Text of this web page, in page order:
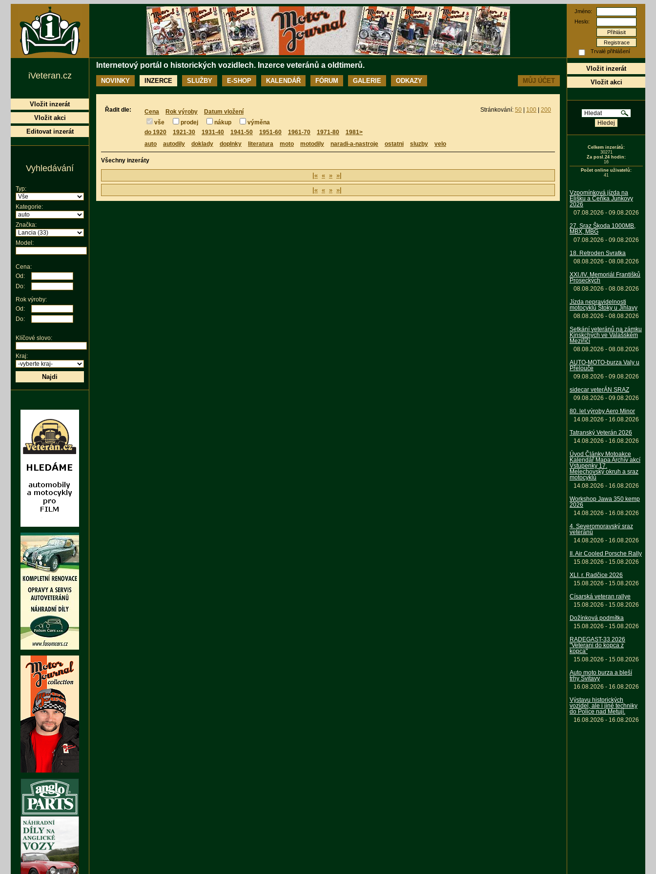
Internetový portál o historických vozidlech. Inzerce veteránů a oldtimerů.
NOVINKY INZERCE SLUŽBY E-SHOP KALENDÁŘ FÓRUM GALERIE ODKAZY MŮJ ÚČET
Řadit dle: Cena Rok výroby
Datum vložení
vše
prodej nákup
výměna
do 1920
1921-30 1931-40 1941-50 1951-60 1961-70 1971-80 1981>
Stránkování: 50 100 200
auto autodily doklady doplnky literatura moto motodily naradi-a-nastroje ostatni sluzby velo
Všechny inzeráty
|« « » »|
|« « » »|
Jméno:
Heslo:
Registrace
Trvalé přihlášení
Vložit inzerát
Vložit akci
Celkem inzerátů:
30271
Za posl.24 hodin:
16
Počet online uživatelů:
41
Vzpomínková jízda na
Elišku a Čeňka Junkovy
2026
07.08.2026 - 09.08.2026
27. Sraz Škoda 1000MB,
MBX, MBG
07.08.2026 - 09.08.2026
18. Retroden Svratka
08.08.2026 - 08.08.2026
XXI./IV. Memoriál Františků
Proseckých
08.08.2026 - 08.08.2026
Jízda nepravidelnosti
motocyklů Štoky u Jihlavy
08.08.2026 - 08.08.2026
Setkání veteránů na zámku
Kinskchých ve Valašském
Meziříčí
08.08.2026 - 08.08.2026
AUTO-MOTO-burza Valy u
Přelouče
09.08.2026 - 09.08.2026
sidecar veterÁN SRAZ
09.08.2026 - 09.08.2026
80. let výroby Aero Minor
14.08.2026 - 16.08.2026
Tatranský Veterán 2026
14.08.2026 - 16.08.2026
Úvod Články Motoakce
Kalendář Mapa Archív akcí
Vstupenky 17.
Melechovský okruh a sraz
motocyklů
14.08.2026 - 16.08.2026
Workshop Jawa 350 kemp
2026
14.08.2026 - 16.08.2026
4. Severomoravský sraz
veteránů
14.08.2026 - 16.08.2026
II. Air Cooled Porsche Rally
15.08.2026 - 15.08.2026
XLI. r. Radčice 2026
15.08.2026 - 15.08.2026
Císarská veteran rallye
15.08.2026 - 15.08.2026
Dožínková podmítka
15.08.2026 - 15.08.2026
RADEGAST-33 2026
"Veterani do kopca z
kopca"
15.08.2026 - 15.08.2026
Auto moto burza a bleší
trhy Svitavy
16.08.2026 - 16.08.2026
Výstavu historických
vozidel, ale i jiné techniky
do Police nad Metují.
16.08.2026 - 16.08.2026
iVeteran.cz
Vložit inzerát
Vložit akci
Editovat inzerát
Vyhledávání
Typ:
Kategorie:
Značka:
Model:
Cena:
Od:
Do:
Rok výroby:
Od:
Do:
Klíčové slovo:
Kraj:
Najdi